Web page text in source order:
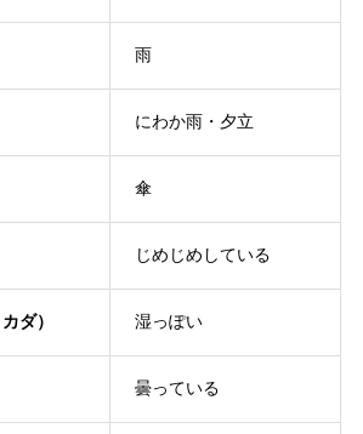
雨
にわか雨・夕立
傘
じめじめしている
ダ） 湿っぽい
曇っている